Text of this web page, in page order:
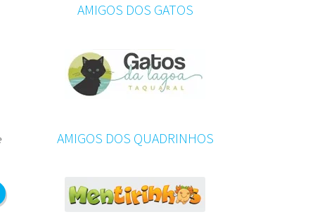
AMIGOS DOS GATOS
AMIGOS DOS QUADRINHOS